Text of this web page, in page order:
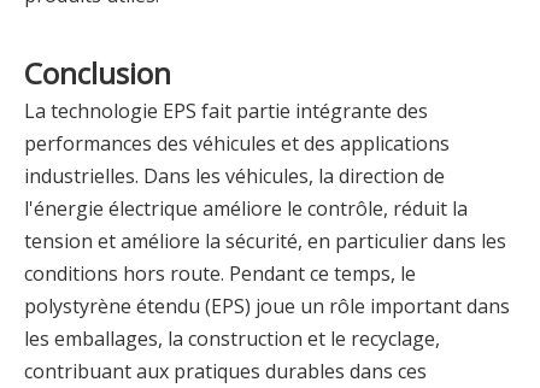
Conclusion
La technologie EPS fait partie intégrante des
performances des véhicules et des applications
industrielles. Dans les véhicules, la direction de
l'énergie électrique améliore le contrôle, réduit la
tension et améliore la sécurité, en particulier dans les
conditions hors route. Pendant ce temps, le
polystyrène étendu (EPS) joue un rôle important dans
les emballages, la construction et le recyclage,
contribuant aux pratiques durables dans ces